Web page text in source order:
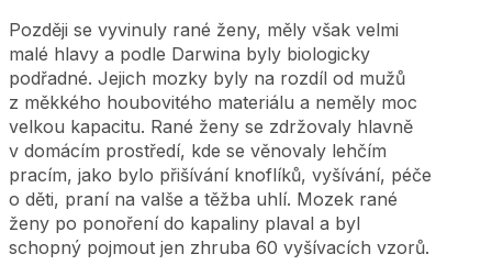
Později se vyvinuly rané ženy, měly však velmi
malé hlavy a podle Darwina byly biologicky
podřadné. Jejich mozky byly na rozdíl od mužů
z měkkého houbovitého materiálu a neměly moc
velkou kapacitu. Rané ženy se zdržovaly hlavně
v domácím prostředí, kde se věnovaly lehčím
pracím, jako bylo přišívání knoflíků, vyšívání, péče
o děti, praní na valše a těžba uhlí. Mozek rané
ženy po ponoření do kapaliny plaval a byl
schopný pojmout jen zhruba 60 vyšívacích vzorů.